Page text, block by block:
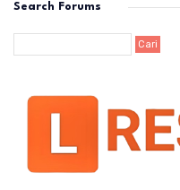
Search Forums